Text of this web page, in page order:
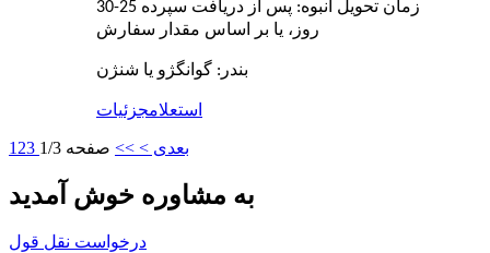
زمان تحویل انبوه: پس از دریافت سپرده 25-30
روز، یا بر اساس مقدار سفارش
استعلامجزئیات
1 23 بعدی > >> صفحه 1/3
به مشاوره خوش آمدید
درخواست نقل قول